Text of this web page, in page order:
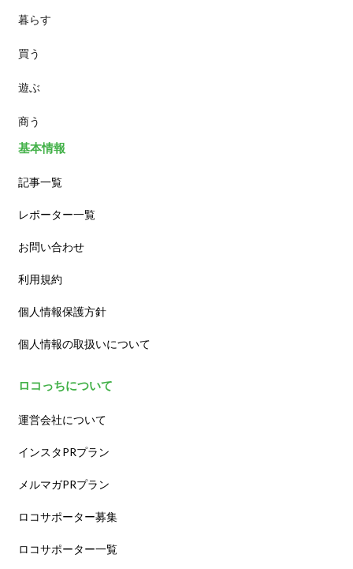
スイーツ
ランチ
カフェ
暮らす
買う
遊ぶ
商う
基本情報
記事一覧
レポーター一覧
お問い合わせ
利用規約
個人情報保護方針
個人情報の取扱いについて
ロコっちについて
運営会社について
インスタPRプラン
メルマガPRプラン
ロコサポーター募集
ロコサポーター一覧